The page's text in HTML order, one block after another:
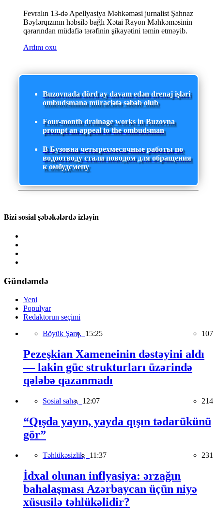
Fevralın 13-də Apellyasiya Məhkəməsi jurnalist Şahnaz
Bəylərqızının həbsilə bağlı Xətai Rayon Məhkəməsinin
qərarından müdafiə tərəfinin şikayətini təmin etməyib.
Ardını oxu
Buzovnada dörd ay davam edən drenaj işləri
ombudsmana müraciətə səbəb olub
Four-month drainage works in Buzovna
prompt an appeal to the ombudsman
В Бузовна четырехмесячные работы по
водоотводу стали поводом для обращения
к омбудсмену
Bizi sosial şəbəkələrdə izləyin
Gündəmdə
Yeni
Populyar
Redaktorun seçimi
Böyük Şərq, 15:25 107
Pezeşkian Xameneinin dəstəyini aldı
— lakin güc strukturları üzərində
qələbə qazanmadı
Sosial sahə, 12:07 214
“Qışda yayın, yayda qışın tədarükünü
gör”
Təhlükəsizlik, 11:37 231
İdxal olunan inflyasiya: ərzağın
bahalaşması Azərbaycan üçün niyə
xüsusilə təhlükəlidir?